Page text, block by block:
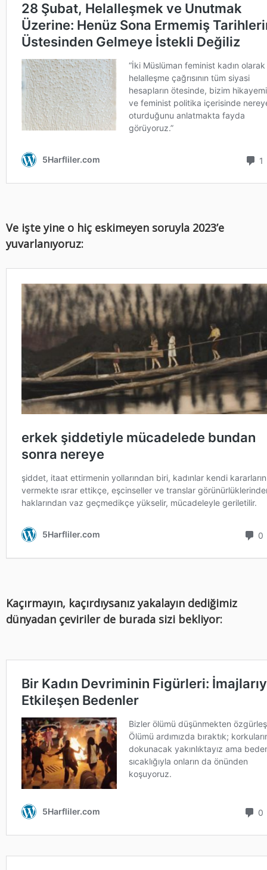
Ve işte yine o hiç eskimeyen soruyla 2023’e
yuvarlanıyoruz:
Kaçırmayın, kaçırdıysanız yakalayın dediğimiz
dünyadan çeviriler de burada sizi bekliyor: